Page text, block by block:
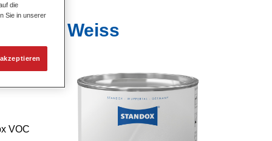
U7530 Weiss
VOC
die
Sie in unserer